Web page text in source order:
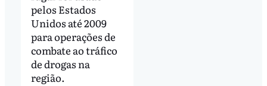
pelos Estados
Unidos até 2009
para operações de
combate ao tráfico
de drogas na
região.